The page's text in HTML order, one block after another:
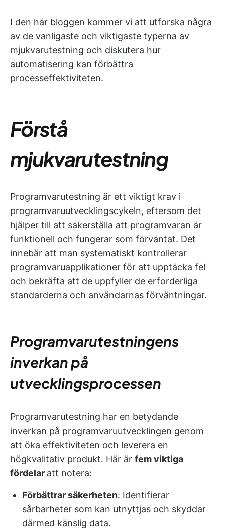
I den här bloggen kommer vi att utforska några
av de vanligaste och viktigaste typerna av
mjukvarutestning och diskutera hur
automatisering kan förbättra
processeffektiviteten.
Förstå
mjukvarutestning
Programvarutestning är ett viktigt krav i
programvaruutvecklingscykeln, eftersom det
hjälper till att säkerställa att programvaran är
funktionell och fungerar som förväntat. Det
innebär att man systematiskt kontrollerar
programvaruapplikationer för att upptäcka fel
och bekräfta att de uppfyller de erforderliga
standarderna och användarnas förväntningar.
Programvarutestningens
inverkan på
utvecklingsprocessen
Programvarutestning har en betydande
inverkan på programvaruutvecklingen genom
att öka effektiviteten och leverera en
högkvalitativ produkt. Här är fem viktiga
fördelar att notera:
Förbättrar säkerheten: Identifierar
sårbarheter som kan utnyttjas och skyddar
därmed känslig data.